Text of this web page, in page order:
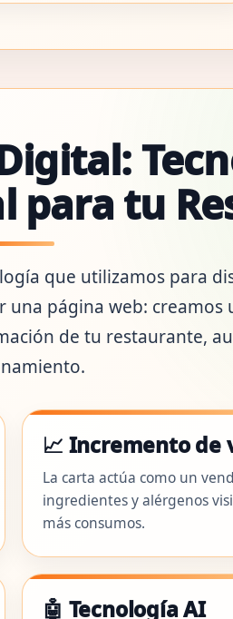
tu
que utilizamos para
una página web: creamos
de tu restaurante,
📈 Incremento de
La carta actúa como un
ingredientes y alérgenos
más consumos.
🤖 Tecnología AI